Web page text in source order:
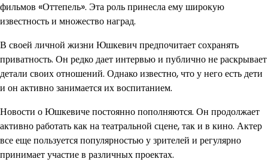
фильмов «Оттепель». Эта роль принесла ему широкую
известность и множество наград.
В своей личной жизни Юшкевич предпочитает сохранять
приватность. Он редко дает интервью и публично не раскрывает
детали своих отношений. Однако известно, что у него есть дети
и он активно занимается их воспитанием.
Новости о Юшкевиче постоянно пополняются. Он продолжает
активно работать как на театральной сцене, так и в кино. Актер
все еще пользуется популярностью у зрителей и регулярно
принимает участие в различных проектах.